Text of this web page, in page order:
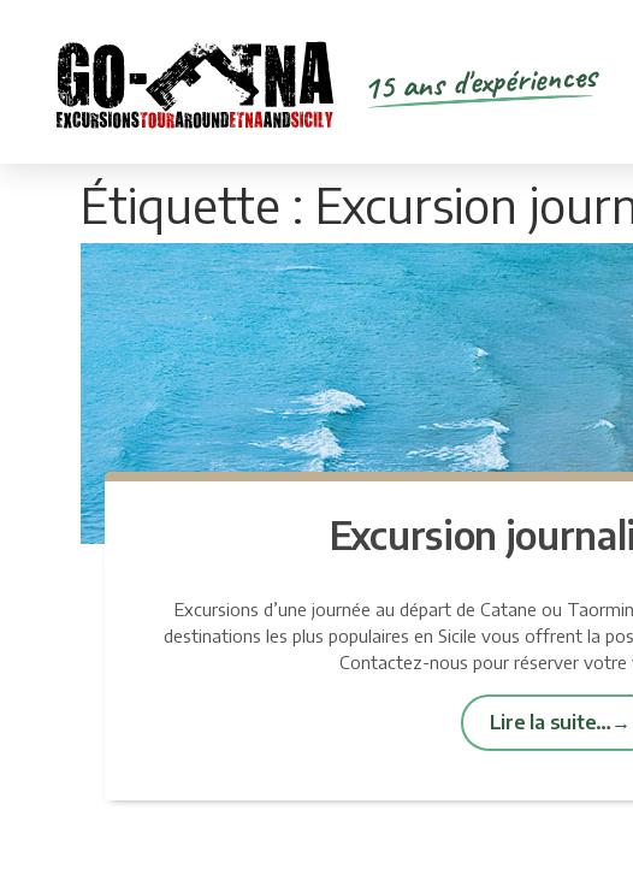
15 ans d'expériences
Étiquette : Excursion
Excursion
Excursions d’une journée au départ de Catane ou
destinations les plus populaires en Sicile vous offrent la
Contactez-nous pour réserver
Lire la suite…